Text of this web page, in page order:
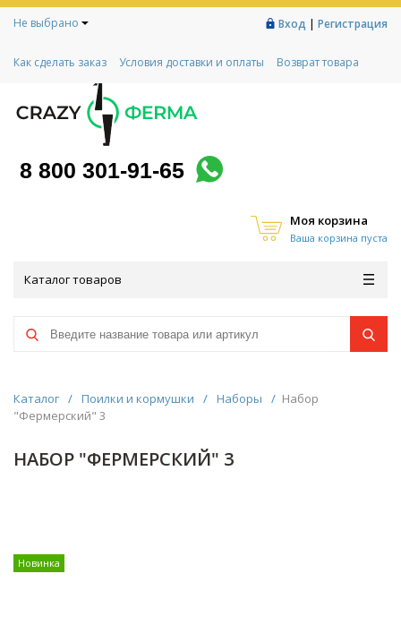
Не выбрано Вход | Регистрация
Как сделать заказ Условия доставки и оплаты
Возврат товара
Контакты
Социальный контракт
Любимая ферма
8 800 301-91-65
Моя корзина
Ваша корзина пуста
Каталог товаров
Каталог / Поилки и кормушки / Наборы / Набор
"Фермерский" 3
НАБОР "ФЕРМЕРСКИЙ" 3
Новинка